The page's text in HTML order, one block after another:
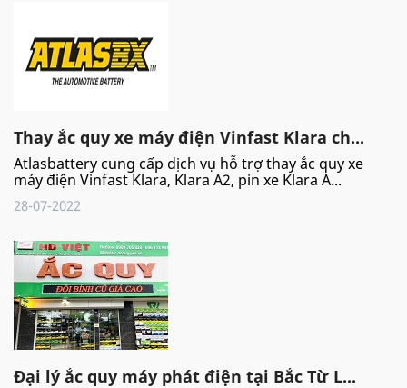
Thay ắc quy xe máy điện Vinfast Klara ch...
Atlasbattery cung cấp dịch vụ hỗ trợ thay ắc quy xe
máy điện Vinfast Klara, Klara A2, pin xe Klara A...
28-07-2022
Đại lý ắc quy máy phát điện tại Bắc Từ L...